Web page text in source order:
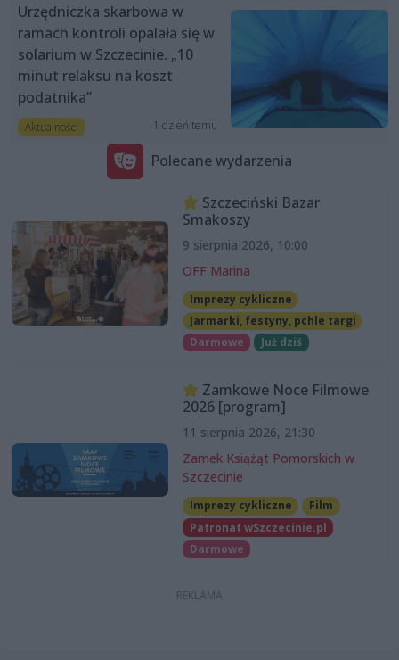
Urzędniczka skarbowa w
ramach kontroli opalała się w
solarium w Szczecinie. „10
minut relaksu na koszt
podatnika”
Aktualności 1 dzień temu
Polecane wydarzenia
Szczeciński Bazar
Smakoszy
9 sierpnia 2026, 10:00
OFF Marina
Imprezy cykliczne
Jarmarki, festyny, pchle targi
Darmowe
Już dziś
Zamkowe Noce Filmowe
2026 [program]
11 sierpnia 2026, 21:30
Zamek Książąt Pomorskich w
Szczecinie
Imprezy cykliczne
Film
Patronat wSzczecinie.pl
Darmowe